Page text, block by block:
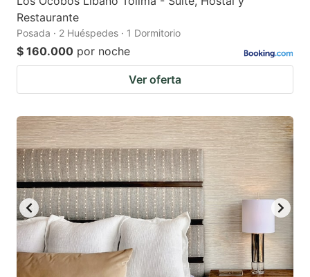
Restaurante
Posada · 2 Huéspedes · 1 Dormitorio
$ 160.000 por noche
Ver oferta